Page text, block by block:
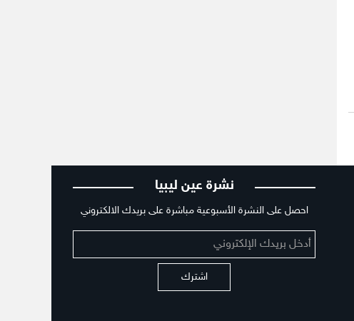
نشرة عين ليبيا
احصل على النشرة الأسبوعية مباشرة على بريدك الالكتروني
اشترك